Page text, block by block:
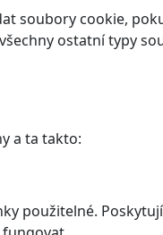
soubory cookie,
ostatní typy
a ta takto:
použitelné.